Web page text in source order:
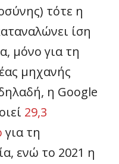
τότε η
ίση
μόνο για τη
μηχανής
η Google
29,3
για τη
ενώ το 2021 η